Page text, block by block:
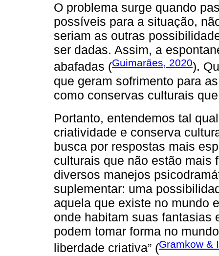
O problema surge quando
possíveis para a situação,
seriam as outras
ser dadas. Assim, a
abafadas (Guimarães, 2020).
que geram sofrimento para
como conservas culturais
Portanto, entendemos tal
criatividade e conserva
busca por respostas mais
culturais que não estão mais
diversos manejos
suplementar: uma
aquela que existe no mundo
onde habitam suas fantasias
podem tomar forma no
liberdade criativa” (Gramkow &